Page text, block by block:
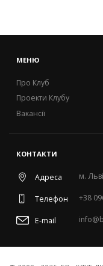
МЕНЮ
Про Клуб
Проекти Клубу
Вакансії
КОНТАКТИ
Адреса м.
Телефон +38
E-mail